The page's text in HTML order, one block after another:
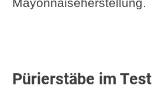
Pürierstäbe im Test